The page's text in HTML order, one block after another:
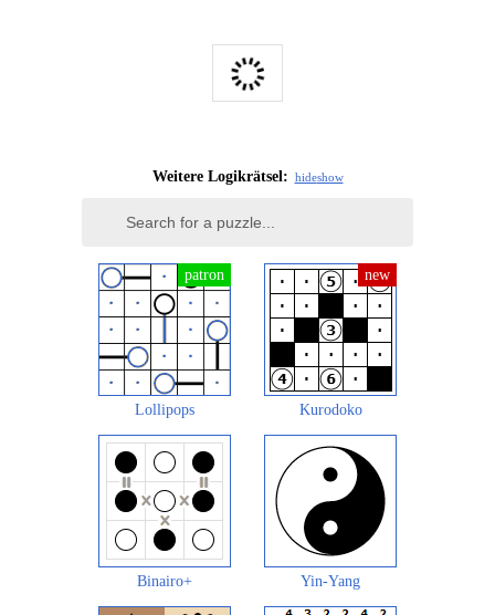
Weitere Logikrätsel: hideshow
Lollipops Kurodoko
Binairo+ Yin-Yang